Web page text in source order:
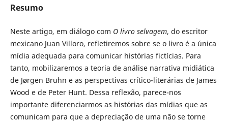
Resumo
Neste artigo, em diálogo com O livro selvagem, do escritor
mexicano Juan Villoro, refletiremos sobre se o livro é a única
mídia adequada para comunicar histórias fictícias. Para
tanto, mobilizaremos a teoria de análise narrativa midiática
de Jørgen Bruhn e as perspectivas crítico-literárias de James
Wood e de Peter Hunt. Dessa reflexão, parece-nos
importante diferenciarmos as histórias das mídias que as
comunicam para que a depreciação de uma não se torne